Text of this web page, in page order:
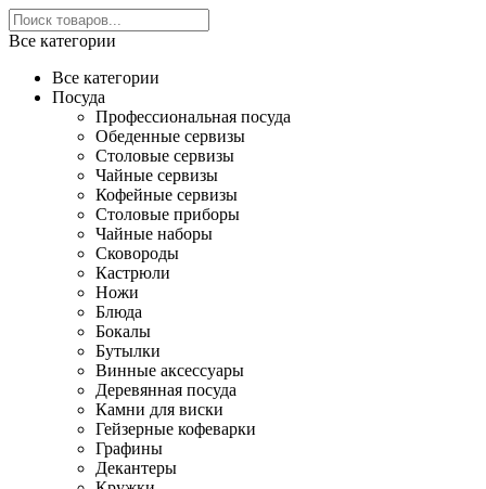
Все категории
Все категории
Посуда
Профессиональная посуда
Обеденные сервизы
Столовые сервизы
Чайные сервизы
Кофейные сервизы
Столовые приборы
Чайные наборы
Сковороды
Кастрюли
Ножи
Блюда
Бокалы
Бутылки
Винные аксессуары
Деревянная посуда
Камни для виски
Гейзерные кофеварки
Графины
Декантеры